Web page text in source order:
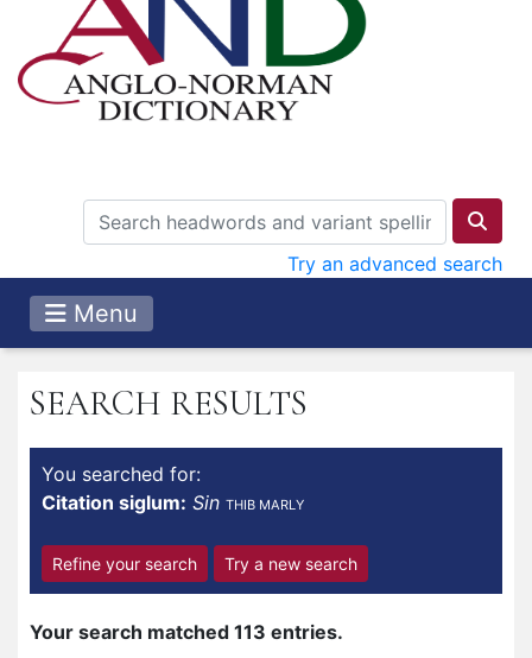
Try an advanced search
Menu
SEARCH RESULTS
You searched for:
Citation siglum: Sin THIB MARLY
Refine your search Try a new search
Your search matched 113 entries.